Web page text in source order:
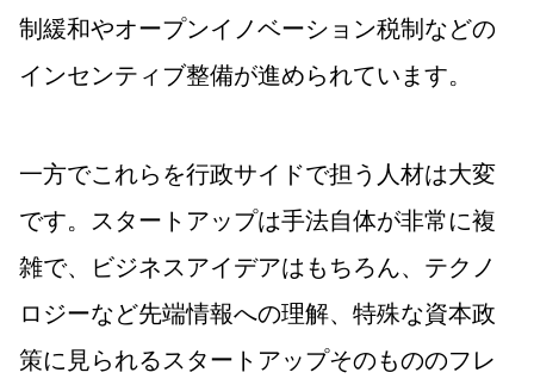
制緩和やオープンイノベーション税制などの
インセンティブ整備が進められています。
一方でこれらを行政サイドで担う人材は大変
です。スタートアップは手法自体が非常に複
雑で、ビジネスアイデアはもちろん、テクノ
ロジーなど先端情報への理解、特殊な資本政
策に見られるスタートアップそのもののフレ